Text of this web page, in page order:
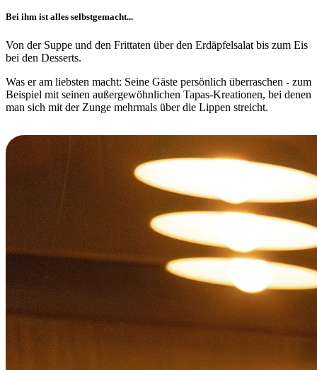
Bei ihm ist alles selbstgemacht...
Von der Suppe und den Frittaten über den Erdäpfelsalat bis zum Eis
bei den Desserts.
Was er am liebsten macht: Seine Gäste persönlich überraschen - zum
Beispiel mit seinen außergewöhnlichen Tapas-Kreationen, bei denen
man sich mit der Zunge mehrmals über die Lippen streicht.